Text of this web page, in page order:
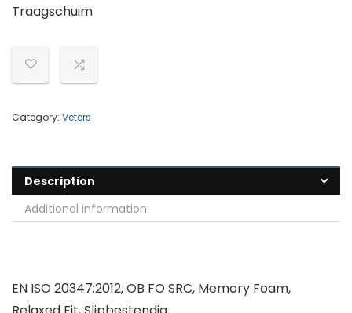
Traagschuim
Category: Veters
Description
Additional information
EN ISO 20347:2012, OB FO SRC, Memory Foam,